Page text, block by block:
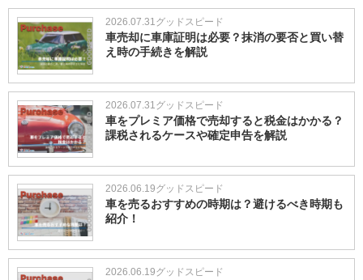
2026.07.31グッドスピード
車売却に車庫証明は必要？抹消の要否と買い替
え時の手続きを解説
2026.07.31グッドスピード
車をプレミア価格で売却すると税金はかかる？
課税されるケースや確定申告を解説
2026.06.19グッドスピード
車を売るおすすめの時期は？避けるべき時期も
紹介！
2026.06.19グッドスピード